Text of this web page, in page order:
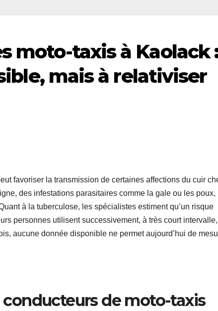
moto-taxis à Kaolack
mais à relativiser
favoriser la transmission de certaines affections du cuir
des infestations parasitaires comme la gale ou les poux,
à la tuberculose, les spécialistes estiment qu’un risque
personnes utilisent successivement, à très court
aucune donnée disponible ne permet aujourd’hui de
conducteurs de moto-taxis